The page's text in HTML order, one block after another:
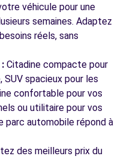
agences
véhicule pour une
semaines. Adaptez
réels, sans
Citadine compacte pour
spacieux pour les
confortable pour vos
ou utilitaire pour vos
parc automobile répond à
des meilleurs prix du